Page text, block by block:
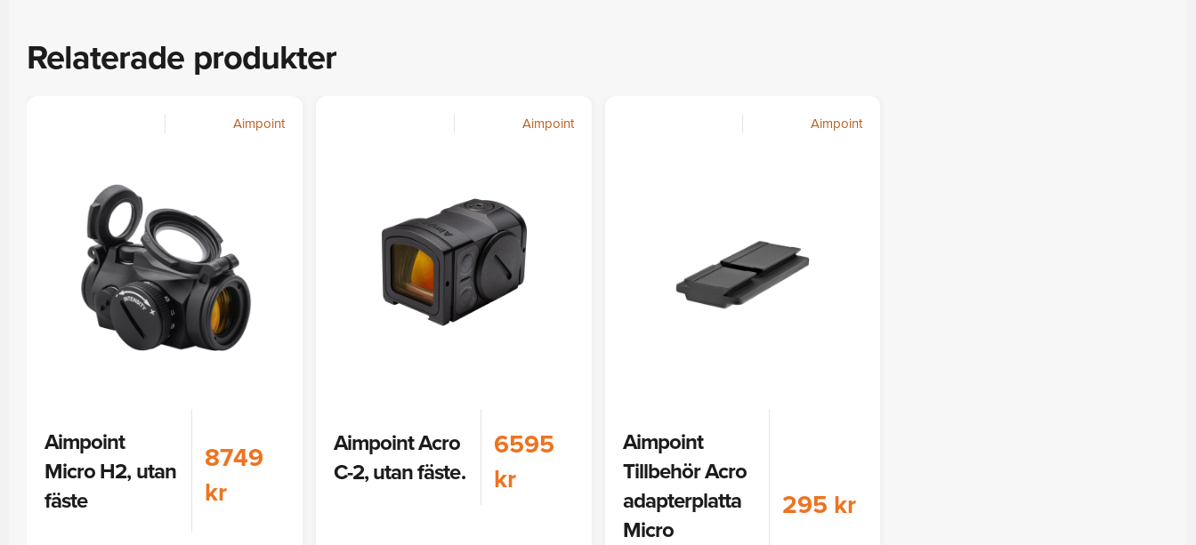
Relaterade produkter
Aimpoint
Aimpoint
Micro H2, utan
fäste
8749
kr
Aimpoint
Aimpoint Acro
C-2, utan fäste.
6595
kr
Aimpoint
Aimpoint
Tillbehör Acro
adapterplatta
Micro
295 kr